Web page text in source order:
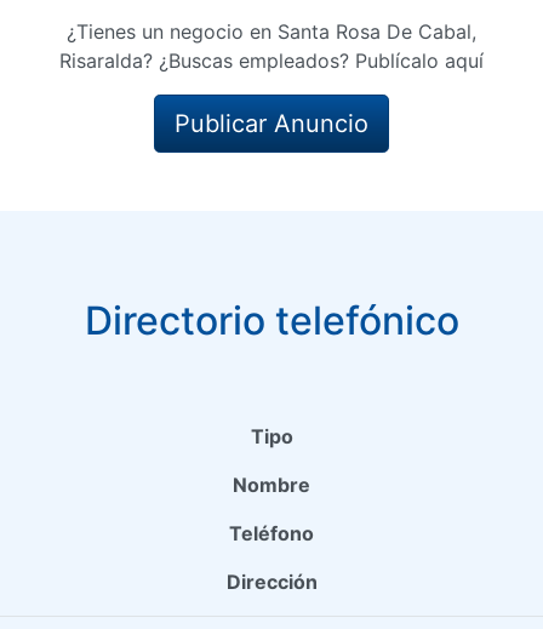
¿Tienes un negocio en Santa Rosa De Cabal,
Risaralda? ¿Buscas empleados? Publícalo aquí
Publicar Anuncio
Directorio telefónico
Tipo
Nombre
Teléfono
Dirección